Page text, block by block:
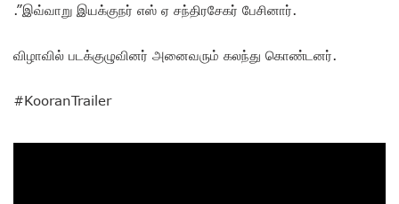
.”இவ்வாறு இயக்குநர் எஸ் ஏ சந்திரசேகர் பேசினார்.
விழாவில் படக்குழுவினர் அனைவரும் கலந்து கொண்டனர்.
#KooranTrailer